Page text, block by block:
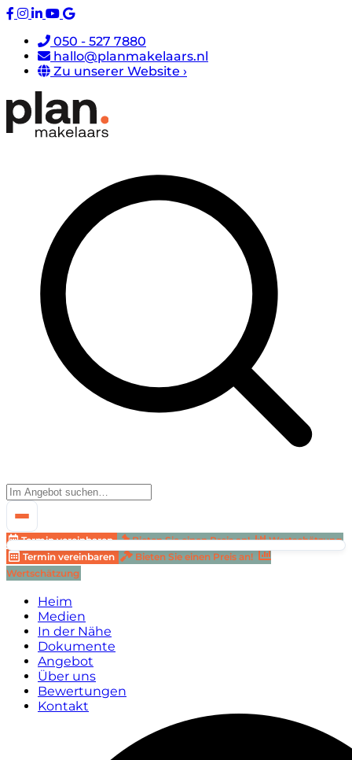
050 - 527 7880
hallo@planmakelaars.nl
Zu unserer Website ›
Termin vereinbaren Bieten Sie einen Preis an!
Wertschätzung
Termin vereinbaren
Bieten Sie einen Preis an!
Wertschätzung
Heim
Medien
In der Nähe
Dokumente
Angebot
Über uns
Bewertungen
Kontakt